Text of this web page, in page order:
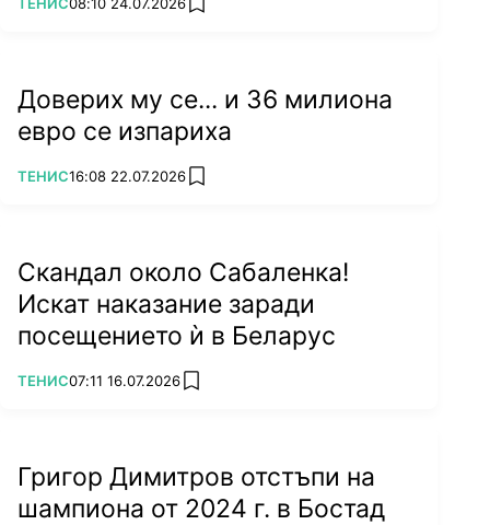
add favorites
Доверих му се... и 36 милиона
евро се изпариха
ПОВЕЧЕ ОТ
ТЕНИС16:08 22.07.2026 add favorites
Скандал около Сабаленка!
Искат наказание заради
посещението ѝ в Беларус
ПОВЕЧЕ ОТ
ТЕНИС07:11 16.07.2026 add favorites
Григор Димитров отстъпи на
шампиона от 2024 г. в Бостад